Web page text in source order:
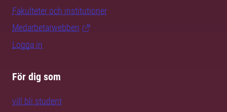
Fakulteter och institutioner
Medarbetarwebben
Logga in
För dig som
vill bli student